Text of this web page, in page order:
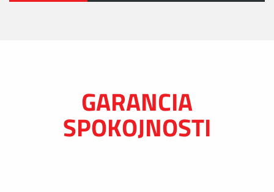
GARANCIA
SPOKOJNOSTI